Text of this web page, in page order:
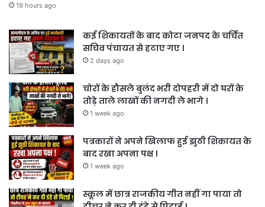
19 hours ago
कई शिकायतों के बाद कोटा जनपद के चर्चित
सचिव पंचायत से हटाए गए ।
2 days ago
चोरों के हौसले बुलंद भरी दोपहरी में दो घरों के
तोड़े ताले लाखों की नगदी ले भागे ।
1 week ago
पत्रकारों ने अपने खिलाफ हुई झुठी शिकायत के
बाद रखा अपना पक्ष ।
1 week ago
स्कूल में छात्र राजकीय गीत नहीं गा पाया तो